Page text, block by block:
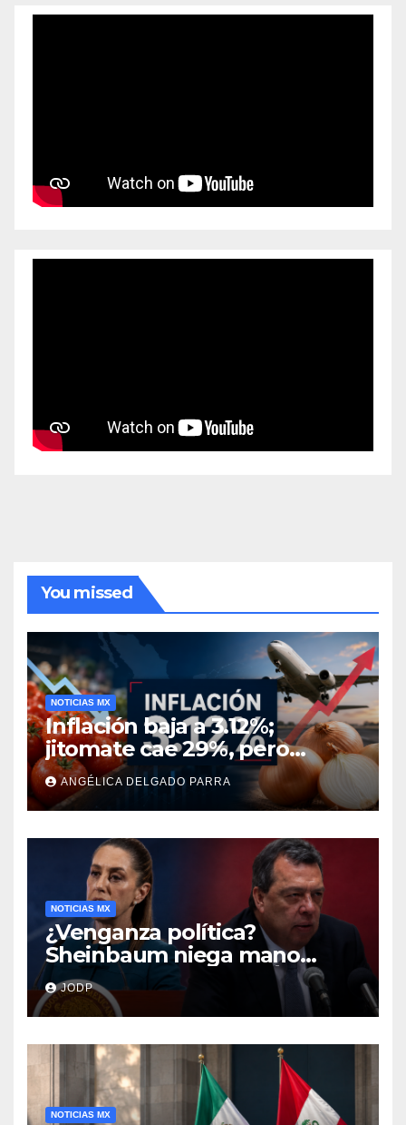
You missed
NOTICIAS MX
Inflación baja a 3.12%;
jitomate cae 29%, pero
cebolla y vuelos se
encarecen
ANGÉLICA DELGADO PARRA
NOTICIAS MX
¿Venganza política?
Sheinbaum niega mano
negra en captura de Ángel
Aguirre
JODP
NOTICIAS MX